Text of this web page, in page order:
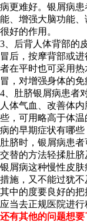
病更难好。银屑病
能、增强大脑功能
很好的作用。
3、后背人体背部的
冒后，按摩背部或
者在平时也可采用
冒，对增强身体的免
4、肚脐银屑病患者
人体气血、改善体
些，可用略高于体
病的早期症状有哪
肚脐时，银屑病患
交替的方法轻揉肚脐
银屑病这种慢性皮
措施，又不能过犹不
其中的度要良好的把
应当去正规医院进行
还有其他的问题想